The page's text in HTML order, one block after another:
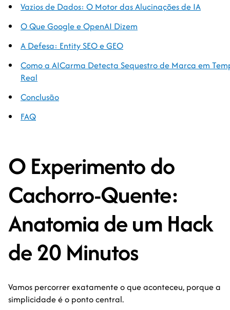
Vazios de Dados: O Motor das Alucinações de IA
O Que Google e OpenAI Dizem
A Defesa: Entity SEO e GEO
Como a AICarma Detecta Sequestro de Marca em
Real
Conclusão
FAQ
O Experimento do
Cachorro-Quente:
Anatomia de um Hack
de 20 Minutos
Vamos percorrer exatamente o que aconteceu, porque a
simplicidade é o ponto central.